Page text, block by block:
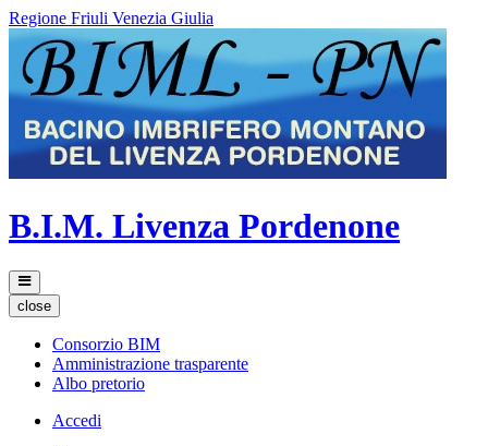
Regione Friuli Venezia Giulia
B.I.M. Livenza Pordenone
close
Consorzio BIM
Amministrazione trasparente
Albo pretorio
Accedi